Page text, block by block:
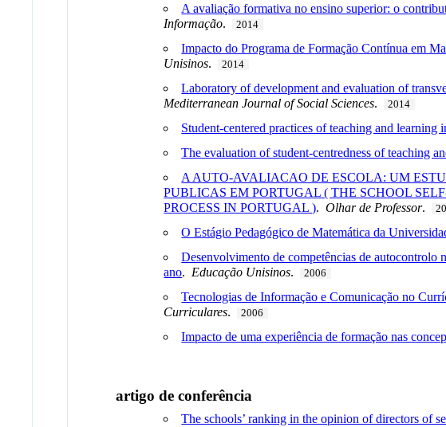
A avaliação formativa no ensino superior: o
Informação. 2014
Impacto do Programa de Formação Contínua em
Unisinos. 2014
Laboratory of development and evaluation of
Mediterranean Journal of Social Sciences. 2014
Student-centered practices of teaching and learning
The evaluation of student-centredness of teaching
A AUTO-AVALIACAO DE ESCOLA: UM
PUBLICAS EM PORTUGAL ( THE SCHOOL
PROCESS IN PORTUGAL ).Olhar de Professor.
O Estágio Pedagógico de Matemática da
Desenvolvimento de competências de autocontrolo
ano. Educação Unisinos. 2006
Tecnologias de Informação e Comunicação no
Curriculares. 2006
Impacto de uma experiência de formação nas
artigo de conferência
The schools’ ranking in the opinion of directors of